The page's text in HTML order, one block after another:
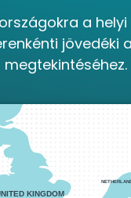
a
jövedéki
megtekintéséhez.
KINGDOM